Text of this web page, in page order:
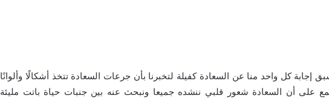
إجابة كل واحد منا عن السعادة كفيلة لتخبرنا بأن جرعات السعادة تتخذ أشكالًا وألوانًا
على أن السعادة شعور قلبي ننشده جميعا ونبحث عنه بين جنبات حياة باتت مليئة